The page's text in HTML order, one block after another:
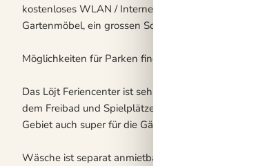
kostenloses WLAN / Internetzugang (100/100
Gartenmöbel, ein grossen Sonnenschirm und alles
Möglichkeiten für Parken finden Sie sowohl in der
Das Löjt Feriencenter ist sehr attraktiv für
dem Freibad und Spielplätzen viele gute und
Gebiet auch super für die Gäste mit Schwerpunkt
Wäsche ist separat anmietbar.